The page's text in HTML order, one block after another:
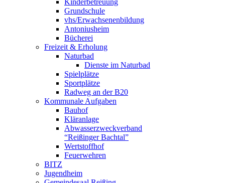
Kinderbetreuung
Grundschule
vhs/Erwachsenenbildung
Antoniusheim
Bücherei
Freizeit & Erholung
Naturbad
Dienste im Naturbad
Spielplätze
Sportplätze
Radweg an der B20
Kommunale Aufgaben
Bauhof
Kläranlage
Abwasserzweckverband
“Reißinger Bachtal”
Wertstoffhof
Feuerwehren
BITZ
Jugendheim